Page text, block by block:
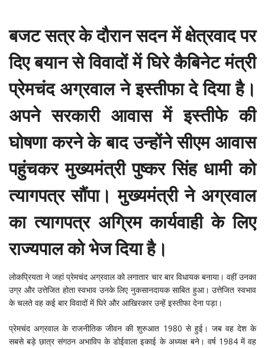
बजट सत्र के दौरान सदन में क्षेत्रवाद पर
दिए बयान से विवादों में घिरे कैबिनेट मंत्री
प्रेमचंद अग्रवाल ने इस्तीफा दे दिया है।
अपने सरकारी आवास में इस्तीफे की
घोषणा करने के बाद उन्होंने सीएम आवास
पहुंचकर मुख्यमंत्री पुष्कर सिंह धामी को
त्यागपत्र सौंपा। मुख्यमंत्री ने अग्रवाल
का त्यागपत्र अग्रिम कार्यवाही के लिए
राज्यपाल को भेज दिया है।
लोकप्रियता ने जहां प्रेमचंद अग्रवाल को लगातार चार बार विधायक बनाया। वहीं उनका
उग्र और उत्तेजित होता स्वभाव उनके लिए नुकसानदायक साबित हुआ। उत्तेजित स्वभाव
के चलते वह कई बार विवादों में घिरे और आखिरकार उन्हें इस्तीफा देना पड़ा।
प्रेमचंद अग्रवाल के राजनीतिक जीवन की शुरुआत 1980 से हुई। जब वह देश के
सबसे बड़े छात्र संगठन अभाविप के डोईवाला इकाई के अध्यक्ष बने। वर्ष 1984 में वह